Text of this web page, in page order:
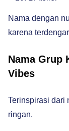
Nama dengan
karena
Nama Grup
Vibes
Terinspirasi dari
ringan.